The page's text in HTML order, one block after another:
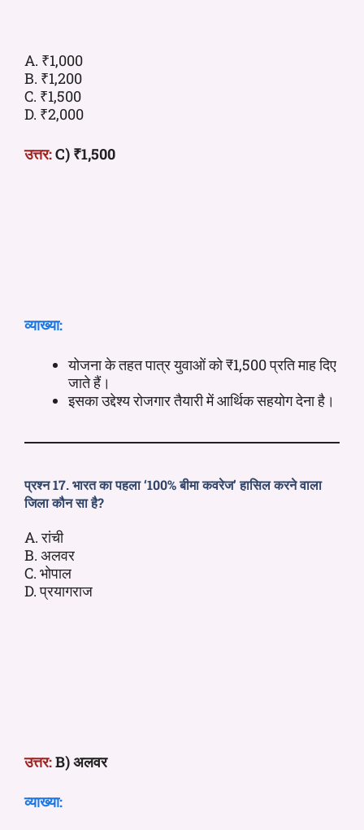
A. ₹1,000
B. ₹1,200
C. ₹1,500
D. ₹2,000
उत्तर:C) ₹1,500
व्याख्या:
योजना के तहत पात्र युवाओं को ₹1,500 प्रति माह दिए
जाते हैं।
इसका उद्देश्य रोजगार तैयारी में आर्थिक सहयोग देना है।
प्रश्न 17. भारत का पहला ‘100% बीमा कवरेज’ हासिल करने वाला
जिला कौन सा है?
A. रांची
B. अलवर
C. भोपाल
D. प्रयागराज
उत्तर:B) अलवर
व्याख्या: